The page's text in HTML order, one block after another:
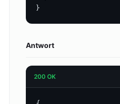
}
Antwort
200 OK